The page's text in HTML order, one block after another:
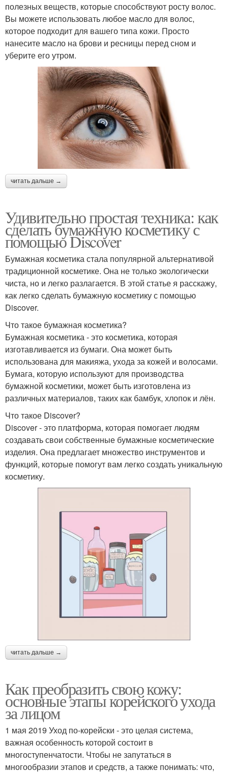
полезных веществ, которые способствуют росту волос.
Вы можете использовать любое масло для волос,
которое подходит для вашего типа кожи. Просто
нанесите масло на брови и ресницы перед сном и
уберите его утром.
читать дальше →
Удивительно простая техника: как
сделать бумажную косметику с
помощью Discover
Бумажная косметика стала популярной альтернативой
традиционной косметике. Она не только экологически
чиста, но и легко разлагается. В этой статье я расскажу,
как легко сделать бумажную косметику с помощью
Discover.
Что такое бумажная косметика?
Бумажная косметика - это косметика, которая
изготавливается из бумаги. Она может быть
использована для макияжа, ухода за кожей и волосами.
Бумага, которую используют для производства
бумажной косметики, может быть изготовлена из
различных материалов, таких как бамбук, хлопок и лён.
Что такое Discover?
Discover - это платформа, которая помогает людям
создавать свои собственные бумажные косметические
изделия. Она предлагает множество инструментов и
функций, которые помогут вам легко создать уникальную
косметику.
читать дальше →
Как преобразить свою кожу:
основные этапы корейского ухода
за лицом
1 мая 2019 Уход по-корейски - это целая система,
важная особенность которой состоит в
многоступенчатости. Чтобы не запутаться в
многообразии этапов и средств, а также понимать: что,